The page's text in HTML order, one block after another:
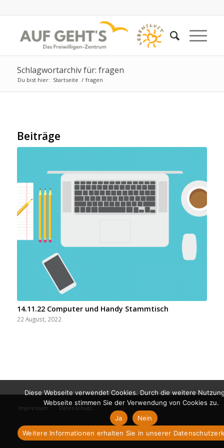
Schlagwortarchiv für: fragen
Du bist hier: Startseite / fragen
Beiträge
14.11.22 Computer und Handy Stammtisch
22 August, 2022
Impressum Datenschutz
Diese Webseite verwendet Cookies. Durch die weitere
Webseite stimmen Sie der Verwendung von Cookies zu.
Ja
Nein
Weitere Informationen erhalten Sie in unserer